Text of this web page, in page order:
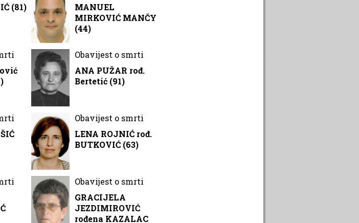
(81)
MANUEL
MIRKOVIĆ MANČY
(44)
Obavijest o smrti
ANA PUŽAR rođ.
Bertetić (91)
Obavijest o smrti
LENA ROJNIĆ rođ.
BUTKOVIĆ (63)
Obavijest o smrti
GRACIJELA
JEZDIMIROVIĆ
rođena KAZALAC